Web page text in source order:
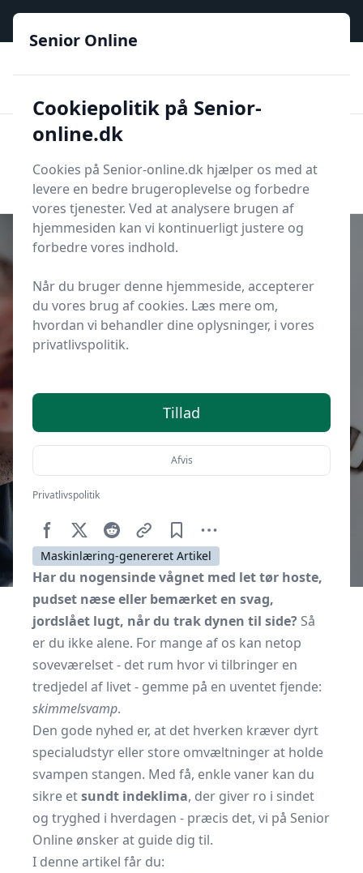
Søg
Udgivet iBolig
Sådan undgår du skimmelsvamp i
soveværelset
AfSenior Online
Maskinlæring-genereret Artikel
Har du nogensinde vågnet med let tør hoste,
pudset næse eller bemærket en svag,
jordslået lugt, når du trak dynen til side? Så
er du ikke alene. For mange af os kan netop
soveværelset - det rum hvor vi tilbringer en
tredjedel af livet - gemme på en uventet fjende:
skimmelsvamp.
Den gode nyhed er, at det hverken kræver dyrt
specialudstyr eller store omvæltninger at holde
svampen stangen. Med få, enkle vaner kan du
sikre etsundt indeklima, der giver ro i sindet
og tryghed i hverdagen - præcis det, vi på Senior
Online ønsker at guide dig til.
I denne artikel får du:
Senior Online
Cookiepolitik på Senior-
online.dk
Cookies på Senior-online.dk hjælper os med at
levere en bedre brugeroplevelse og forbedre
vores tjenester. Ved at analysere brugen af
hjemmesiden kan vi kontinuerligt justere og
forbedre vores indhold.
Når du bruger denne hjemmeside, accepterer
du vores brug af cookies. Læs mere om,
hvordan vi behandler dine oplysninger, i vores
privatlivspolitik.
Tillad
Afvis
Privatlivspolitik